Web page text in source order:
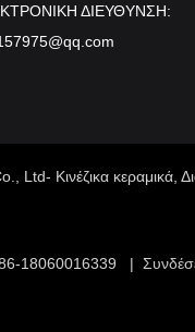
λευκής πορσελάνης
στην ιστορία της κεραμικής
ΔΙΕΥΘΥΝΣΗ:
Κινέζικα κεραμικά,
18060016339 |